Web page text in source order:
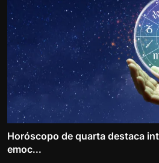
Horóscopo de quarta destaca
emoc...